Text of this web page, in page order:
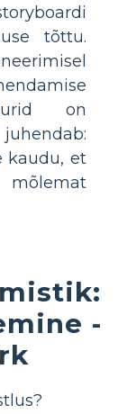
tõttu.
on
kaudu, et
-